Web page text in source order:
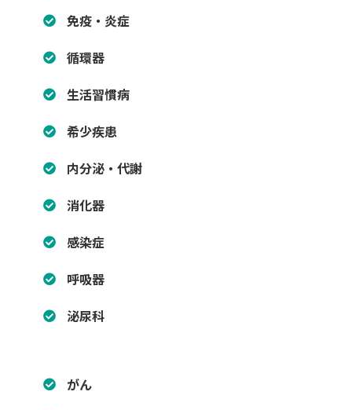
免疫・炎症
循環器
生活習慣病
希少疾患
内分泌・代謝
消化器
感染症
呼吸器
泌尿科
がん